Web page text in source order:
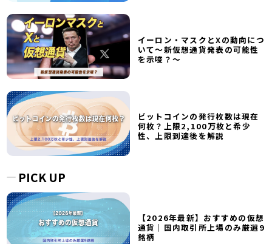
イーロン・マスクとXの動向につ
いて～新仮想通貨発表の可能性
を示唆？～
ビットコインの発行枚数は現在
何枚？上限2,100万枚と希少
性、上限到達後を解説
PICK UP
【2026年最新】おすすめの仮想
通貨｜国内取引所上場のみ厳選9
銘柄